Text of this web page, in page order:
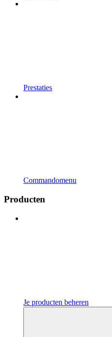
Prestaties
Commandomenu
Producten
Je producten beheren